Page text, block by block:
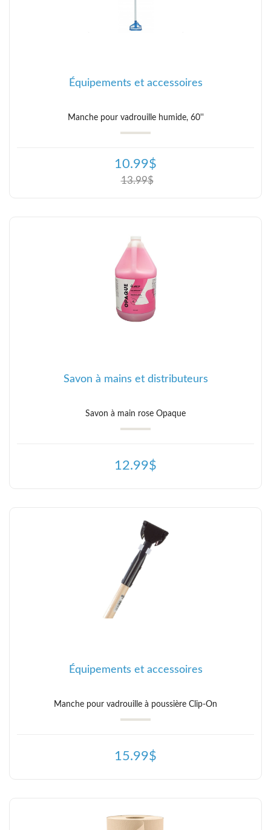
Équipements et accessoires
Manche pour vadrouille humide, 60''
10.99$
13.99$
Savon à mains et distributeurs
Savon à main rose Opaque
12.99$
Équipements et accessoires
Manche pour vadrouille à poussière Clip-On
15.99$